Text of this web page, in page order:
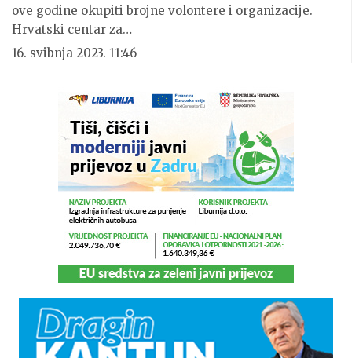
ove godine okupiti brojne volontere i organizacije.
Hrvatski centar za…
16. svibnja 2023. 11:46